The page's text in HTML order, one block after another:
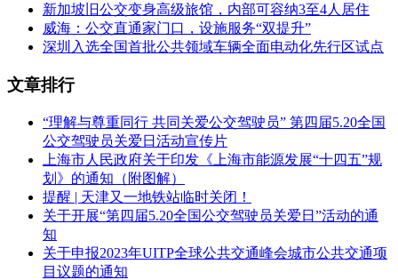
新加坡旧公交变身高级旅馆，内部可容纳3至4人居住
威海：公交直通家门口，设施服务“双提升”
深圳入选全国首批公共领域车辆全面电动化先行区试点
文章排行
“理解与尊重同行 共同关爱公交驾驶员” 第四届5.20全国
公交驾驶员关爱日活动宣传片
上海市人民政府关于印发《上海市能源发展“十四五”规
划》的通知（附图解）
提醒 | 天津又一地铁站临时关闭！
关于开展“第四届5.20全国公交驾驶员关爱日”活动的通
知
关于申报2023年UITP全球公共交通峰会城市公共交通项
目议题的通知